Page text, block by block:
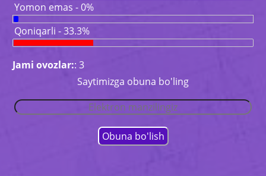
Yomon emas - 0%
Qoniqarli - 33.3%
Jami ovozlar:: 3
Saytimizga obuna bo'ling